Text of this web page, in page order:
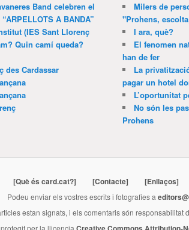
Band celebren el
A BANDA”
(IES Sant Llorenç
Quin camí queda?
des Cardassar
Milers de
"Prohens,
I ara, què?
El fenomen
han de fer
La
pagar un hotel
L’oportunitat
No són les
Prohens
[Què és card.cat?] [Contacte] [Enllaços]
Podeu enviar els vostres escrits i fotografies a
estan signats, i els comentaris són responsabilitat